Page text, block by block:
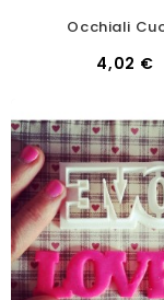
Occhiali
4,02 €